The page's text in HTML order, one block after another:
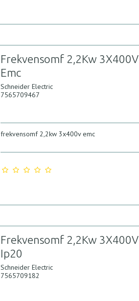
Frekvensomf 2,2Kw 3X400V
Emc
Schneider Electric
7565709467
frekvensomf 2,2kw 3x400v emc
Frekvensomf 2,2Kw 3X400V
Ip20
Schneider Electric
7565709182